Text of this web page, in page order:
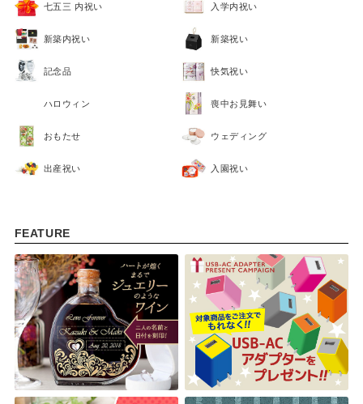
七五三 内祝い 入学内祝い
新築内祝い 新築祝い
記念品 快気祝い
ハロウィン 喪中お見舞い
おもたせ ウェディング
出産祝い 入園祝い
FEATURE